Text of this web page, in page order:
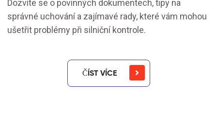
Dozvíte se o povinných dokumentech, tipy na
správné uchování a zajímavé rady, které vám mohou
ušetřit problémy při silniční kontrole.
ČÍST VÍCE